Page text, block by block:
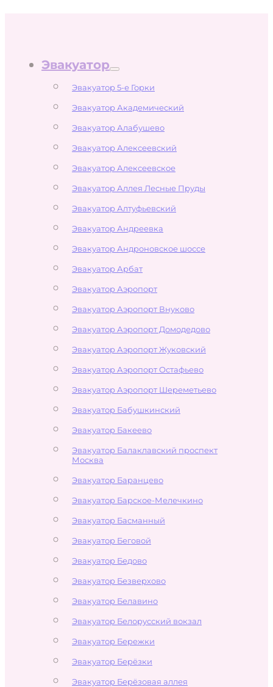
Эвакуатор
Эвакуатор 5-е Горки
Эвакуатор Академический
Эвакуатор Алабушево
Эвакуатор Алексеевский
Эвакуатор Алексеевское
Эвакуатор Аллея Лесные Пруды
Эвакуатор Алтуфьевский
Эвакуатор Андреевка
Эвакуатор Андроновское шоссе
Эвакуатор Арбат
Эвакуатор Аэропорт
Эвакуатор Аэропорт Внуково
Эвакуатор Аэропорт Домодедово
Эвакуатор Аэропорт Жуковский
Эвакуатор Аэропорт Остафьево
Эвакуатор Аэропорт Шереметьево
Эвакуатор Бабушкинский
Эвакуатор Бакеево
Эвакуатор Балаклавский проспект
Москва
Эвакуатор Баранцево
Эвакуатор Барское-Мелечкино
Эвакуатор Басманный
Эвакуатор Беговой
Эвакуатор Бедово
Эвакуатор Безверхово
Эвакуатор Белавино
Эвакуатор Белорусский вокзал
Эвакуатор Бережки
Эвакуатор Берёзки
Эвакуатор Берёзовая аллея